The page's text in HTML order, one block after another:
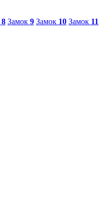
8 Замок 9 Замок 10 Замок 11